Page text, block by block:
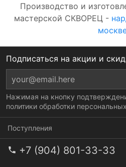
Производство и
мастерской СКВОРЕЦ -
Подписаться на акции и
Нажимая на кнопку
политики обработки
Поступления
+7 (904) 801-33-33